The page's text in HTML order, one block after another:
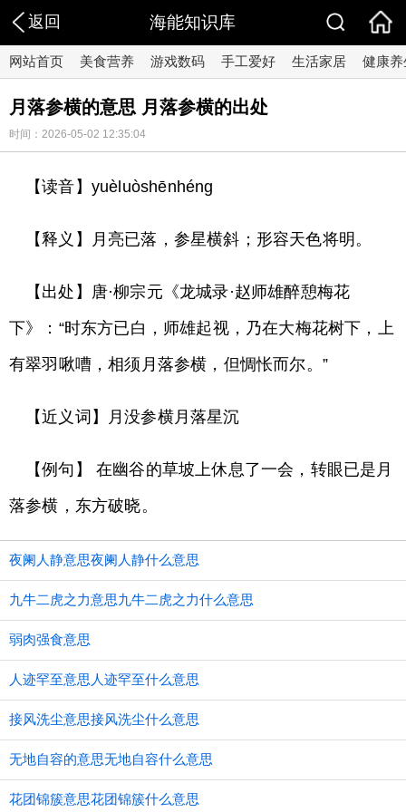
返回 海能知识库
网站首页 美食营养 游戏数码 手工爱好 生活家居 健康养
月落参横的意思 月落参横的出处
时间：2026-05-02 12:35:04
【读音】yuèluòshēnhéng
【释义】月亮已落，参星横斜；形容天色将明。
【出处】唐·柳宗元《龙城录·赵师雄醉憩梅花
下》：“时东方已白，师雄起视，乃在大梅花树下，上
有翠羽啾嘈，相须月落参横，但惆怅而尔。”
【近义词】月没参横月落星沉
【例句】 在幽谷的草坡上休息了一会，转眼已是月
落参横，东方破晓。
夜阑人静意思夜阑人静什么意思
九牛二虎之力意思九牛二虎之力什么意思
弱肉强食意思
人迹罕至意思人迹罕至什么意思
接风洗尘意思接风洗尘什么意思
无地自容的意思无地自容什么意思
花团锦簇意思花团锦簇什么意思